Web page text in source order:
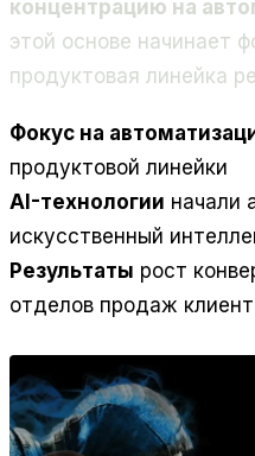
концентрацию на
этой основе начинает
продуктовая линейка
Фокус на
продуктовой линейки
AI-технологии начали
искусственный
Результаты рост
отделов продаж